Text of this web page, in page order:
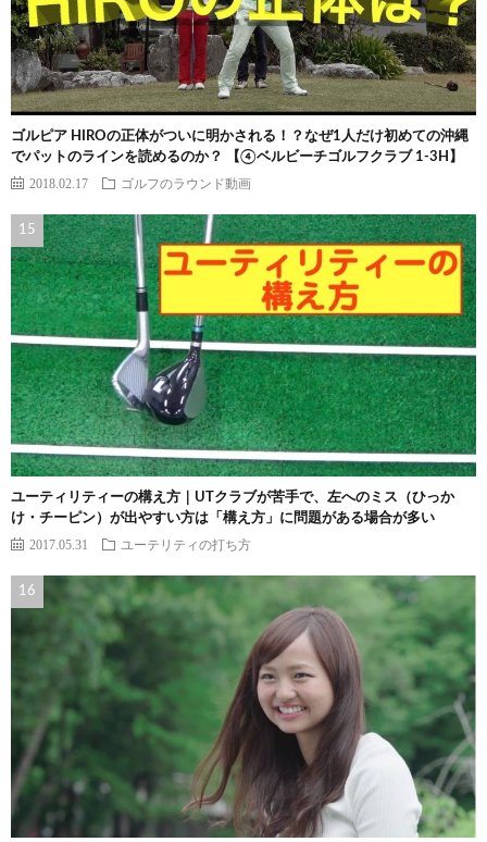
ゴルピア HIROの正体がついに明かされる！？なぜ1人だけ初めての沖縄
でパットのラインを読めるのか？ 【④ベルビーチゴルフクラブ 1-3H】
2018.02.17 ゴルフのラウンド動画
ユーティリティーの構え方｜UTクラブが苦手で、左へのミス（ひっか
け・チーピン）が出やすい方は「構え方」に問題がある場合が多い
2017.05.31 ユーテリティの打ち方